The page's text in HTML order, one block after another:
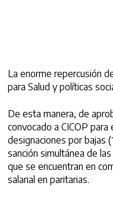
La enorme repercusión
para Salud y políticas
De esta manera, de
convocado a CICOP
designaciones por bajas
sanción simultánea de
que se encuentran en
salarial en paritarias.